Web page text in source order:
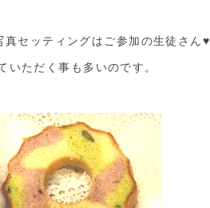
真セッティングはご参加の生徒さん♥
いただく事も多いのです。